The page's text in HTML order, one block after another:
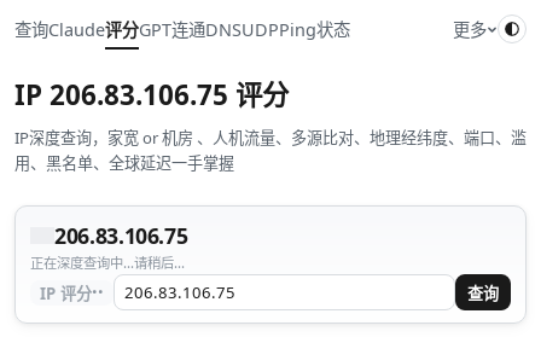
查询Claude评分GPT连通DNSUDPPing状态 更多
IP 206.83.106.75 评分
IP深度查询，家宽 or 机房 、人机流量、多源比对、地理经纬度、端口、滥
用、黑名单、全球延迟一手掌握
206.83.106.75
正在深度查询中...请稍后...
IP 评分·· 查询